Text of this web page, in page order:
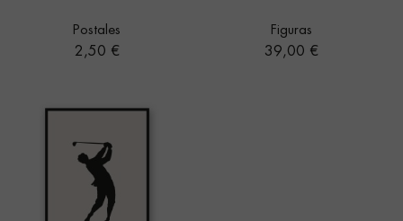
Postales
Precio
2,50 €
Figuras
Precio
39,00 €